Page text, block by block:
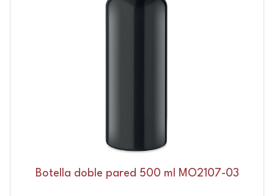
Botella doble pared 500 ml MO2107-03